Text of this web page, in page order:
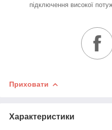
підключення високої
Приховати
Характеристики